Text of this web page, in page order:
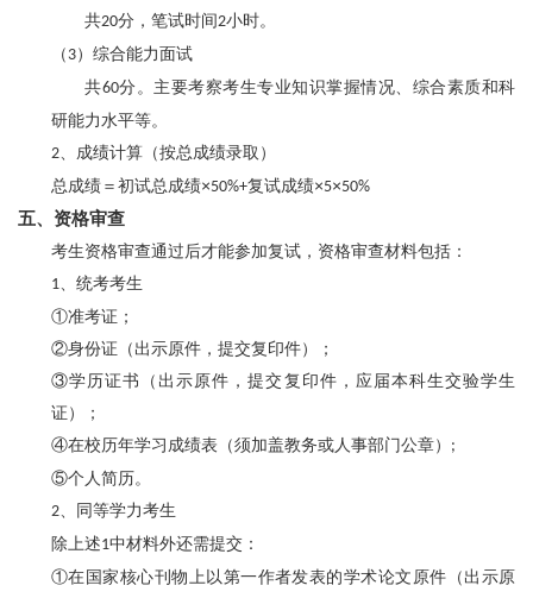
共20分，笔试时间2小时。
（ 3）综合能力面试
共60分。主要考察考生专业知识掌握情况、综合素质和科
研能力水平等。
2 、成绩计算（按总成绩录取）
总成绩＝初试总成绩×50%+复试成绩×5×50%
五、资格审查
考生资格审查通过后才能参加复试，资格审查材料包括：
1 、统考考生
①准考证；
②身份证（出示原件，提交复印件）；
③学历证书（出示原件，提交复印件，应届本科生交验学生
证）；
④在校历年学习成绩表（须加盖教务或人事部门公章） ;
⑤个人简历。
2 、同等学力考生
除上述1中材料外还需提交：
①在国家核心刊物上以第一作者发表的学术论文原件（出示原